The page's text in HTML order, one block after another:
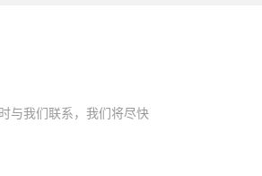
与我们联系，我们将尽快